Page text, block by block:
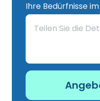
Ihre Bedürfnisse